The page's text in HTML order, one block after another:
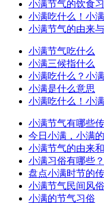
小满节气的饮食
小满吃什么！小
小满节气的由来
小满节气吃什么
小满三候指什么
小满吃什么？小
小满是什么意思
小满吃什么！小
小满节气有哪些
今日小满，小满
小满节气的由来
小满习俗有哪些
盘点小满时节的
小满节气民间风
小满的节气习俗